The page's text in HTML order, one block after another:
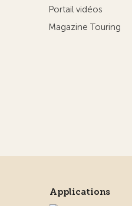
Portail vidéos
Magazine Touring
Applications